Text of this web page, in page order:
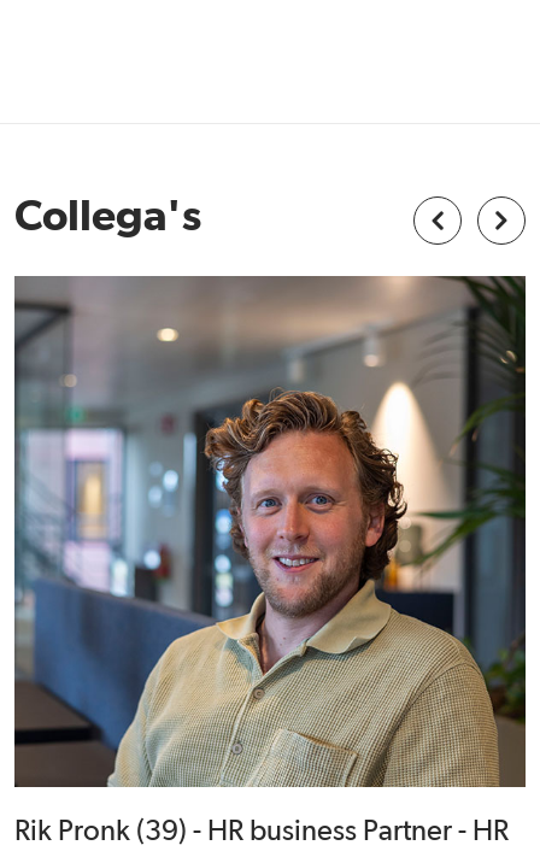
Collega's
Rik Pronk (39) - HR business Partner - HR